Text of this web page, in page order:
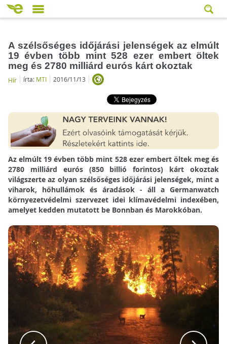
A szélsőséges időjárási jelenségek az elmúlt
19 évben több mint 528 ezer embert öltek
meg és 2780 milliárd eurós kárt okoztak
Hír írta: MTI 2016/11/13
Az elmúlt 19 évben több mint 528 ezer embert öltek meg és
2780 milliárd eurós (850 billió forintos) kárt okoztak
világszerte az olyan szélsőséges időjárási jelenségek, mint a
viharok, hőhullámok és áradások - áll a Germanwatch
környezetvédelmi szervezet idei klímavédelmi indexében,
amelyet kedden mutatott be Bonnban és Marokkóban.